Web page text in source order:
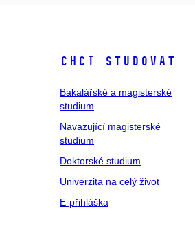
Chci studovat
Bakalářské a magisterské
studium
Navazující magisterské
studium
Doktorské studium
Univerzita na celý život
E-přihláška